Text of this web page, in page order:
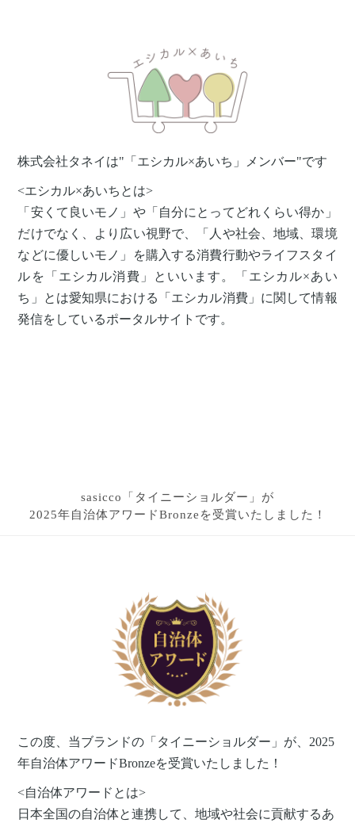
株式会社タネイは"「エシカル×あいち」メンバー"です
<エシカル×あいちとは>
「安くて良いモノ」や「自分にとってどれくらい得か」
だけでなく、より広い視野で、「人や社会、地域、環境
などに優しいモノ」を購入する消費行動やライフスタイ
ルを「エシカル消費」といいます。「エシカル×あい
ち」とは愛知県における「エシカル消費」に関して情報
発信をしているポータルサイトです。
sasicco「タイニーショルダー」が
2025年自治体アワードBronzeを受賞いたしました！
この度、当ブランドの「タイニーショルダー」が、2025
年自治体アワードBronzeを受賞いたしました！
<自治体アワードとは>
日本全国の自治体と連携して、地域や社会に貢献するあ